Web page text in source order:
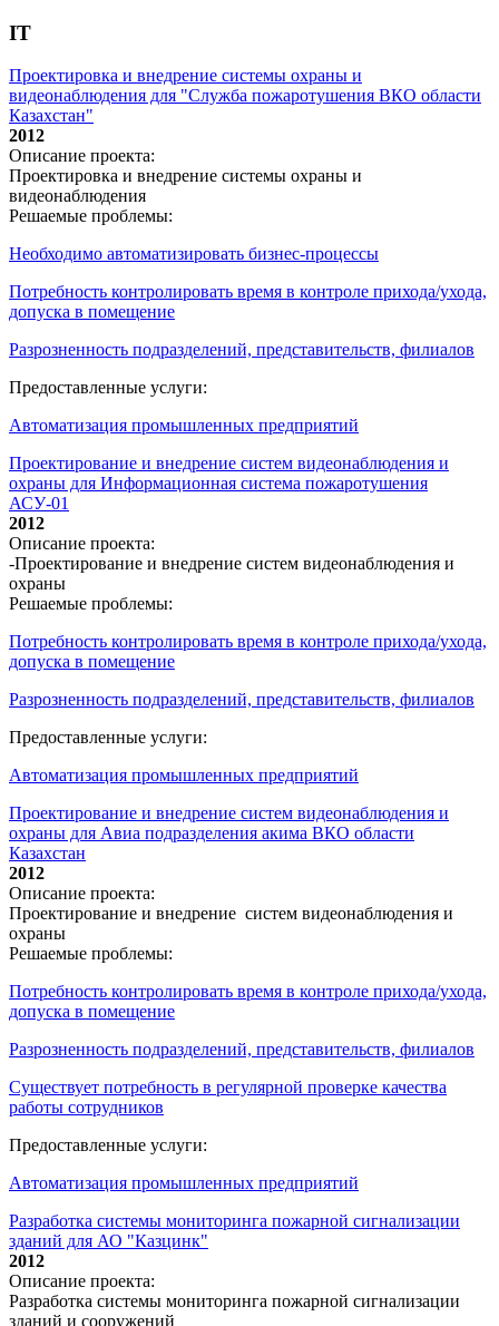
IT
Проектировка и внедрение системы охраны и
видеонаблюдения для "Служба пожаротушения ВКО области
Казахстан"
2012
Описание проекта:
Проектировка и внедрение системы охраны и
видеонаблюдения
Решаемые проблемы:
Необходимо автоматизировать бизнес-процессы
Потребность контролировать время в контроле прихода/ухода,
допуска в помещение
Разрозненность подразделений, представительств, филиалов
Предоставленные услуги:
Автоматизация промышленных предприятий
Проектирование и внедрение систем видеонаблюдения и
охраны для Информационная система пожаротушения
АСУ-01
2012
Описание проекта:
-Проектирование и внедрение систем видеонаблюдения и
охраны
Решаемые проблемы:
Потребность контролировать время в контроле прихода/ухода,
допуска в помещение
Разрозненность подразделений, представительств, филиалов
Предоставленные услуги:
Автоматизация промышленных предприятий
Проектирование и внедрение систем видеонаблюдения и
охраны для Авиа подразделения акима ВКО области
Казахстан
2012
Описание проекта:
Проектирование и внедрение систем видеонаблюдения и
охраны
Решаемые проблемы:
Потребность контролировать время в контроле прихода/ухода,
допуска в помещение
Разрозненность подразделений, представительств, филиалов
Существует потребность в регулярной проверке качества
работы сотрудников
Предоставленные услуги:
Автоматизация промышленных предприятий
Разработка системы мониторинга пожарной сигнализации
зданий для АО "Казцинк"
2012
Описание проекта:
Разработка системы мониторинга пожарной сигнализации
зданий и сооружений